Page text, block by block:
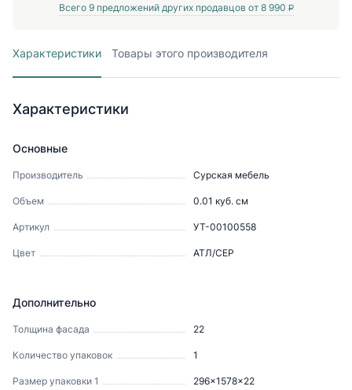
Всего 9предложений других продавцов от 8 990 P
Характеристики Товары этого производителя
Характеристики
Основные
Производитель Сурская мебель
Объем 0.01 куб. см
Артикул УТ-00100558
Цвет АТЛ/СЕР
Дополнительно
Толщина фасада 22
Количество упаковок 1
Размер упаковки 1 296x1578x22